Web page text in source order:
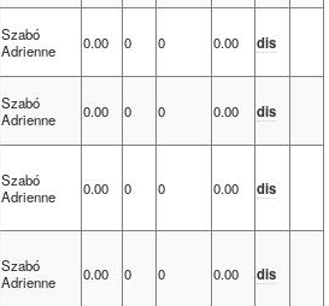
Szabó
Adrienne
0.00 0 0 0.00 dis
Szabó
Adrienne
0.00 0 0 0.00 dis
Szabó
Adrienne
0.00 0 0 0.00 dis
Szabó
Adrienne
0.00 0 0 0.00 dis